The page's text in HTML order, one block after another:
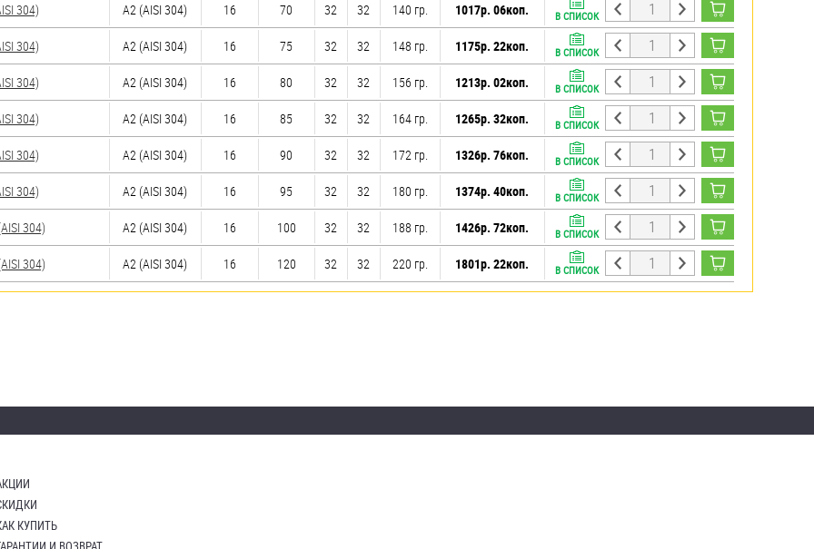
304) А2 (AISI 304) 16 70 32 32 140 гр. 1017р. 06коп. В СПИСОК
304) А2 (AISI 304) 16 75 32 32 148 гр. 1175р. 22коп. В СПИСОК
304) А2 (AISI 304) 16 80 32 32 156 гр. 1213р. 02коп. В СПИСОК
304) А2 (AISI 304) 16 85 32 32 164 гр. 1265р. 32коп. В СПИСОК
304) А2 (AISI 304) 16 90 32 32 172 гр. 1326р. 76коп. В СПИСОК
304) А2 (AISI 304) 16 95 32 32 180 гр. 1374р. 40коп. В СПИСОК
304) А2 (AISI 304) 16 100 32 32 188 гр. 1426р. 72коп. В СПИСОК
304) А2 (AISI 304) 16 120 32 32 220 гр. 1801р. 22коп. В СПИСОК
КУПИТЬ